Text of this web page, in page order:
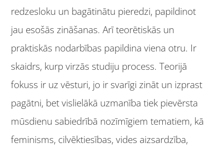
redzesloku un bagātinātu pieredzi, papildinot
jau esošās zināšanas. Arī teorētiskās un
praktiskās nodarbības papildina viena otru. Ir
skaidrs, kurp virzās studiju process. Teorijā
fokuss ir uz vēsturi, jo ir svarīgi zināt un izprast
pagātni, bet vislielākā uzmanība tiek pievērsta
mūsdienu sabiedrībā nozīmīgiem tematiem, kā
feminisms, cilvēktiesības, vides aizsardzība,